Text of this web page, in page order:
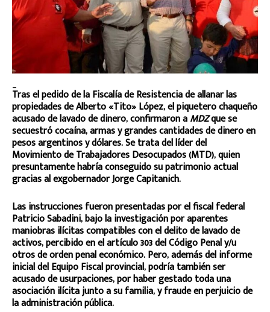
Tras el pedido de la Fiscalía de Resistencia de allanar las
propiedades de Alberto «Tito» López, el piquetero chaqueño
acusado de lavado de dinero, confirmaron aMDZque se
secuestró cocaína, armas y grandes cantidades de dinero en
pesos argentinos y dólares. Se trata del líder del
Movimiento de Trabajadores Desocupados (MTD), quien
presuntamente habría conseguido su patrimonio actual
gracias al exgobernador Jorge Capitanich.
Las instrucciones fueron presentadas por el fiscal federal
Patricio Sabadini, bajo la investigación por aparentes
maniobras ilícitas compatibles con el delito de lavado de
activos, percibido en el artículo 303 del Código Penal y/u
otros de orden penal económico. Pero, además del informe
inicial del Equipo Fiscal provincial, podría también ser
acusado de usurpaciones, por haber gestado toda una
asociación ilícita junto a su familia, y fraude en perjuicio de
la administración pública.